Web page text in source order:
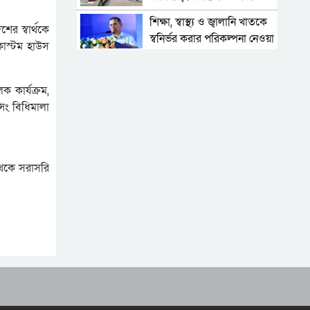
স্বার্থকে
হাউস
কার্যক্রম,
বিধিমালা
সরাসরি
কমেছে ভোগান্তি
শিক্ষা, স্বাস্থ্য ও জ্বালানি খাতকে
স্বনির্ভর করার পরিকল্পনা নেওয়া
বিদ্যালয়